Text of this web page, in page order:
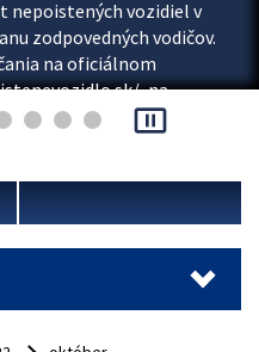
nepoistených vozidiel v
zodpovedných vodičov.
na oficiálnom
, na
možnosť overiť si...
pause_presentation